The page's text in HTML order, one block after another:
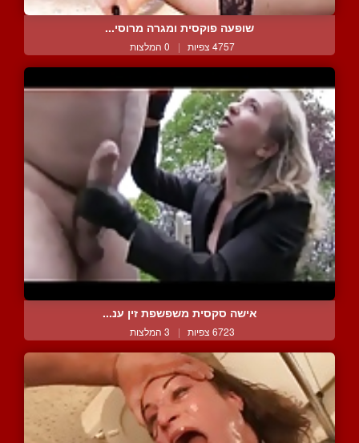
שופעה פוקסית ומגרה מרוסי...
4757 צפיות | 0 המלצות
אישה סקסית משפשפת זין ענ...
6723 צפיות | 3 המלצות